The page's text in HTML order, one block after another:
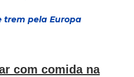
trem pela Europa
com comida na